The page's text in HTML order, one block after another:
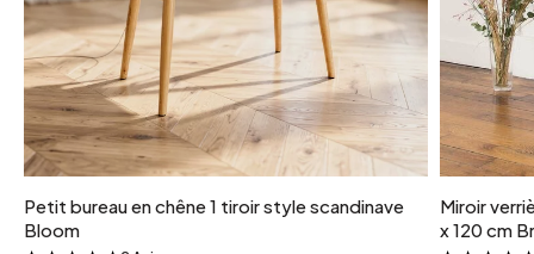
Petit bureau en chêne 1 tiroir style scandinave
Bloom
Miroir
x 120 cm